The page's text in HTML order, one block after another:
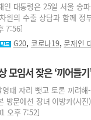
인 대통령은 25일 서울 송
원의 수출 상담과 함께
7:56]
G20, 코로나19,문재인
모임서 잦은 ‘끼어들
때 자리 뺏고 토론 끼려해
방문에선 장녀 이방카(사
오후 7:52]